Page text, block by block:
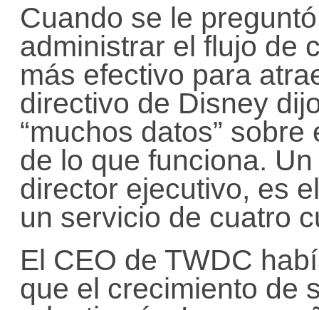
Cuando se le
administrar el flujo de
más efectivo para
directivo de Disney
“muchos datos”
de lo que funciona.
director ejecutivo, es
un servicio de cuatro
El CEO de TWDC
que el crecimiento de